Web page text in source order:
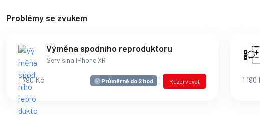
Problémy se zvukem
Výměna spodního reproduktoru
Servis na iPhone XR
1 790 Kč Průměrně do 2 hod Rezervovat 1 190